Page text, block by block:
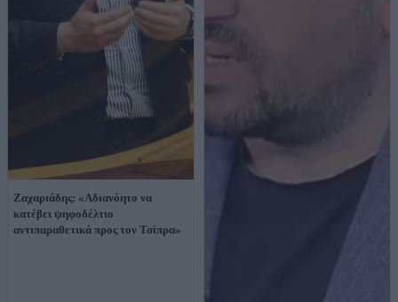
Ζαχαριάδης: «Αδιανόητο να
κατέβει ψηφοδέλτιο
αντιπαραθετικά προς τον Τσίπρα»